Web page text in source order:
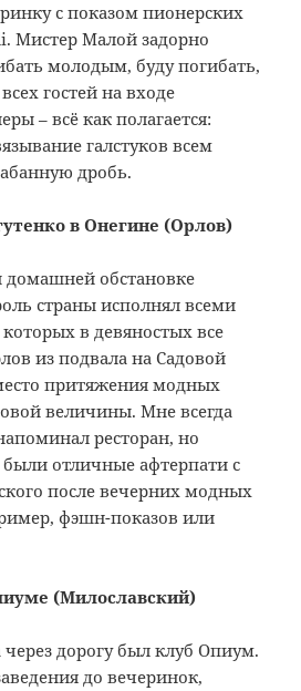
с показом пионерских
Мистер Малой задорно
молодым, буду погибать,
гостей на входе
– всё как полагается:
галстуков всем
дробь.
в Онегине (Орлов)
обстановке
страны исполнял всеми
в девяностых все
из подвала на Садовой
притяжения модных
величины. Мне всегда
ресторан, но
отличные афтерпати с
после вечерних модных
фэшн-показов или
(Милославский)
дорогу был клуб Опиум.
до вечеринок,